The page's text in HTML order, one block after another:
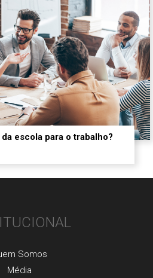
escola para o trabalho?
Somos
Média